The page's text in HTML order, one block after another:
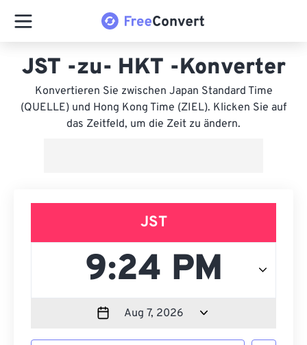
JST -zu- HKT -Konverter
Konvertieren Sie zwischen Japan Standard Time
(QUELLE) und Hong Kong Time (ZIEL). Klicken Sie auf
das Zeitfeld, um die Zeit zu ändern.
JST